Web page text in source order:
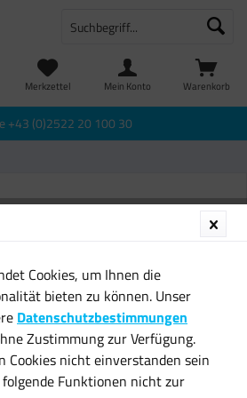
Warenkorb
Merkzettel Mein Konto
+43 (0)2522 20 100 30
Cookies, um Ihnen die
bieten zu können. Unser
Datenschutzbestimmungen
Zustimmung zur Verfügung.
Cookies nicht einverstanden sein
Funktionen nicht zur